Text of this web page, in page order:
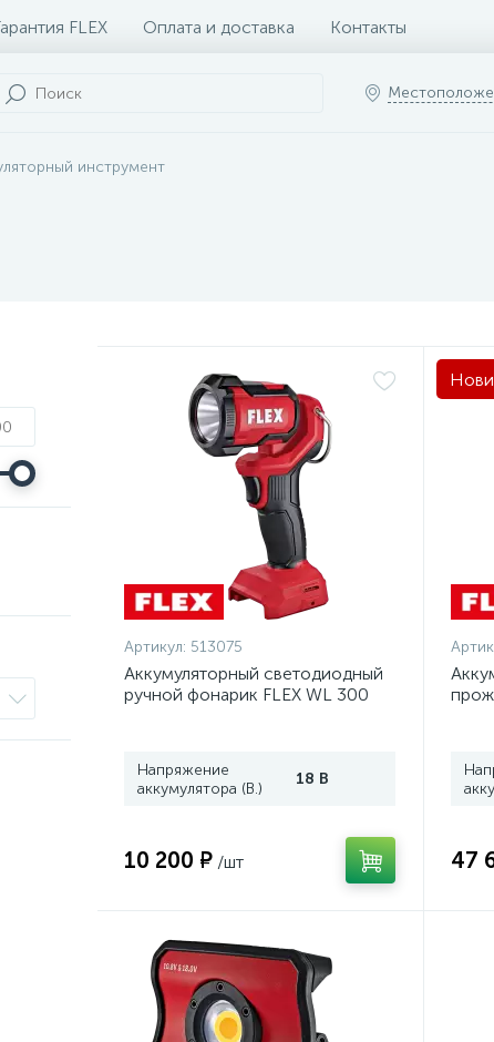
FLEX Оплата и доставка Контакты
инструмент
Артикул: 513075
Аккумуляторный светодиодный
ручной фонарик FLEX WL 300
Напряжение
аккумулятора (В.)
18 В
10 200 ₽ /шт 47